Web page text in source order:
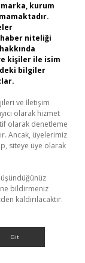
kurum
niteliği
kişiler ile isim
bilgiler
ve İletişim
olarak hizmet
olarak denetleme
Ancak, üyelerimiz
siteye üye olarak
bildirmeniz
kaldırılacaktır.